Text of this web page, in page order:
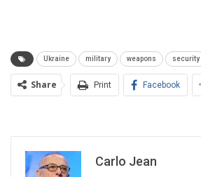
Ukraine military weapons security
Share Print Facebook
Carlo Jean